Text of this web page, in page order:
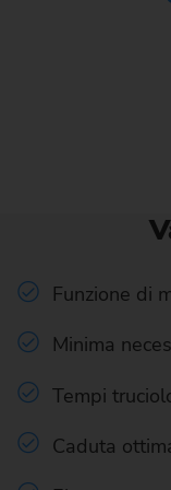
Funzione di
Minima
Tempi
Caduta